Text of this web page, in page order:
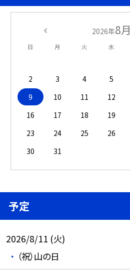
2026年8月
日 月 火 水
2
3 4 5
9
10 11 12
16
17 18 19
23
24 25 26
30
31
予定
2026/8/11 (火)
（祝）山の日